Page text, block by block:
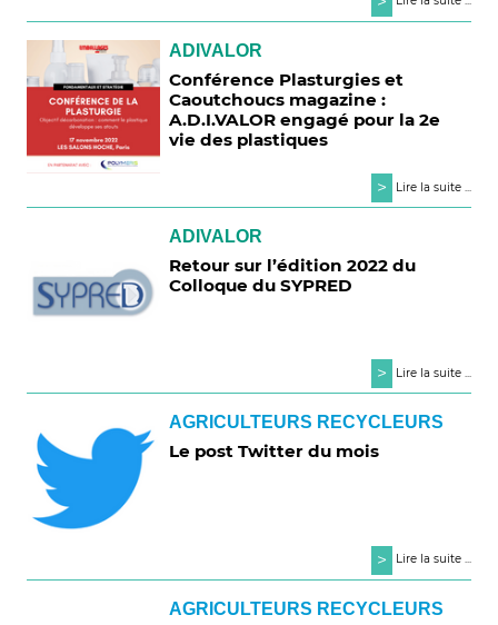
ADIVALOR
Conférence Plasturgies et
Caoutchoucs magazine :
A.D.I.VALOR engagé pour la 2e
vie des plastiques
> Lire la suite ...
ADIVALOR
Retour sur l’édition 2022 du
Colloque du SYPRED
> Lire la suite ...
AGRICULTEURS RECYCLEURS
Le post Twitter du mois
> Lire la suite ...
AGRICULTEURS RECYCLEURS